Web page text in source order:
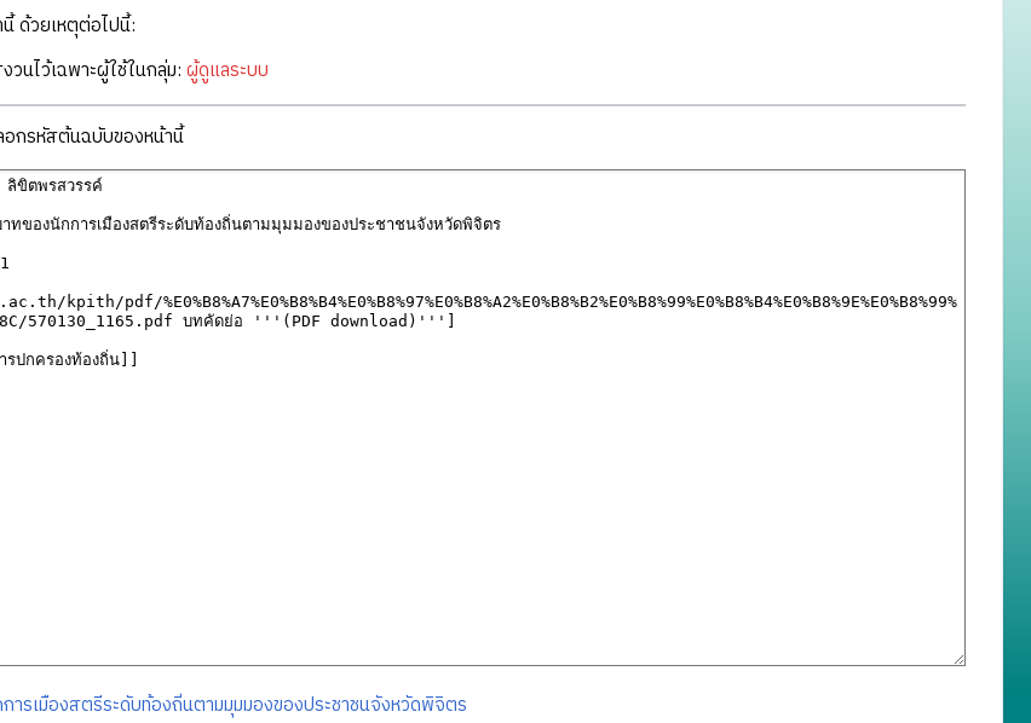
ด้วยเหตุต่อไปนี้:
นไว้เฉพาะผู้ใช้ในกลุ่ม: ผู้ดูแลระบบ
กรหัสต้นฉบับของหน้านี้
ารเมืองสตรีระดับท้องถิ่นตามมุมมองของประชาชนจังหวัดพิจิตร